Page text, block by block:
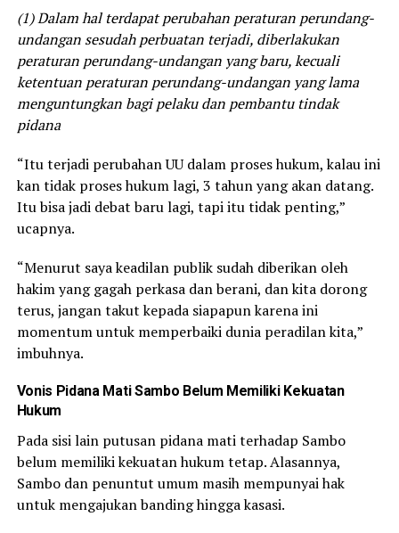
(1) Dalam hal terdapat perubahan peraturan perundang-
undangan sesudah perbuatan terjadi, diberlakukan
peraturan perundang-undangan yang baru, kecuali
ketentuan peraturan perundang-undangan yang lama
menguntungkan bagi pelaku dan pembantu tindak
pidana
“Itu terjadi perubahan UU dalam proses hukum, kalau ini
kan tidak proses hukum lagi, 3 tahun yang akan datang.
Itu bisa jadi debat baru lagi, tapi itu tidak penting,”
ucapnya.
“Menurut saya keadilan publik sudah diberikan oleh
hakim yang gagah perkasa dan berani, dan kita dorong
terus, jangan takut kepada siapapun karena ini
momentum untuk memperbaiki dunia peradilan kita,”
imbuhnya.
Vonis Pidana Mati Sambo Belum Memiliki Kekuatan
Hukum
Pada sisi lain putusan pidana mati terhadap Sambo
belum memiliki kekuatan hukum tetap. Alasannya,
Sambo dan penuntut umum masih mempunyai hak
untuk mengajukan banding hingga kasasi.